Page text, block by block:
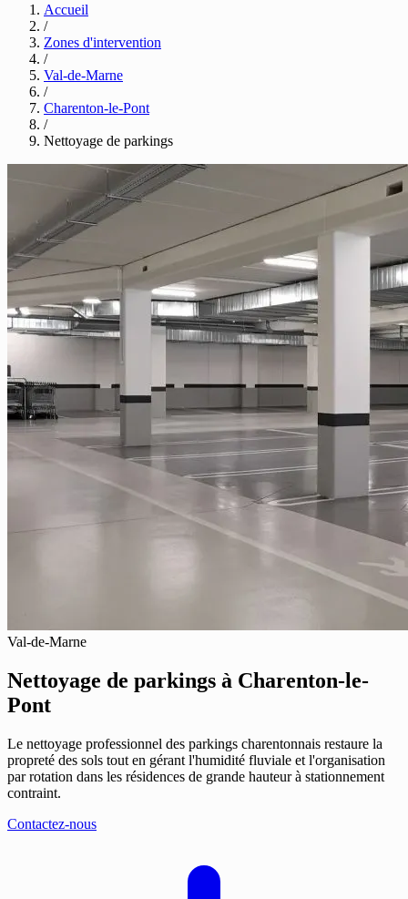
Accueil
/
Zones d'intervention
/
Val-de-Marne
/
Charenton-le-Pont
/
Nettoyage de parkings
Val-de-Marne
Nettoyage de parkings à Charenton-le-
Pont
Le nettoyage professionnel des parkings charentonnais restaure la
propreté des sols tout en gérant l'humidité fluviale et l'organisation
par rotation dans les résidences de grande hauteur à stationnement
contraint.
Contactez-nous